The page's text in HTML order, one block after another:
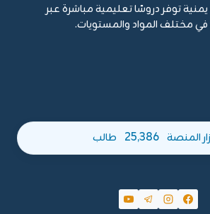
توفر دروسًا تعليمية مباشرة عبر
في مختلف المواد والمستويات.
زار المنصة 25,386 طالب